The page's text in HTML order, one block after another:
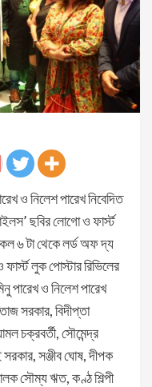
ও নিলেশ পারেখ নিবেদিত
ছবির লোগো ও ফার্স্ট
৬ টা থেকে লর্ড অফ দ্য
লুক পোস্টার রিভিলের
পারেখ ও নিলেশ পারেখ
সরকার, বিদীপ্তা
চক্রবর্তী, সৌমেন্দ্র
সরকার, সঞ্জীব ঘোষ, দীপক
সৌম্য ঋত, কণ্ঠ শিল্পী